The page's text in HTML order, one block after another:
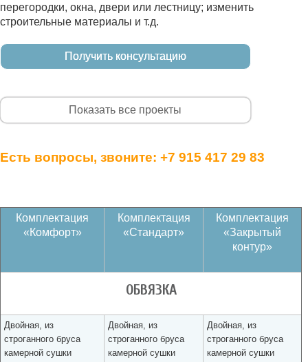
перегородки, окна, двери или лестницу; изменить
строительные материалы и т.д.
Получить консультацию
Показать все проекты
Есть вопросы, звоните: +7 915 417 29 83
Комплектация
«Комфорт»
Комплектация
«Стандарт»
Комплектация
«Закрытый
контур»
ОБВЯЗКА
Двойная, из
строганного бруса
камерной сушки
Двойная, из
строганного бруса
камерной сушки
Двойная, из
строганного бруса
камерной сушки